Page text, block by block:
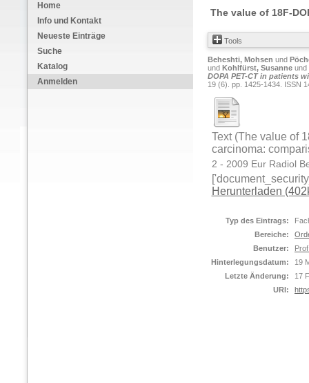
Home
Info und Kontakt
Neueste Einträge
Suche
Katalog
Anmelden
The value of 18F-
Tools
Beheshti, Mohsen und
und Kohlfürst, Susanne und
DOPA PET-CT in patients
19 (6). pp. 1425-1434. ISSN
Text (The value of
carcinoma:
2 - 2009 Eur Radiol
Herunterladen
Typ des Eintrags:
Bereiche:
Benutzer:
Hinterlegungsdatum:
19
Letzte Änderung:
17
URI: